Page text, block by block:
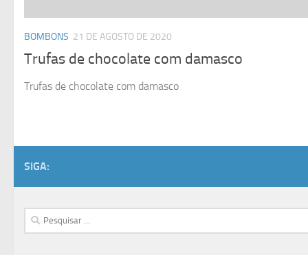
BOMBONS 21 DE AGOSTO DE 2020
Trufas de chocolate com damasco
Trufas de chocolate com damasco
SIGA:
Pesquisar
por: